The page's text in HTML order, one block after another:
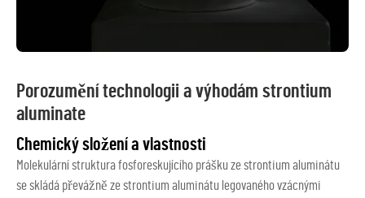
Porozumění technologii a výhodám strontium
aluminate
Chemický složení a vlastnosti
Molekulární struktura fosforeskujícího prášku ze strontium aluminátu
se skládá převážně ze strontium aluminátu legovaného vzácnými